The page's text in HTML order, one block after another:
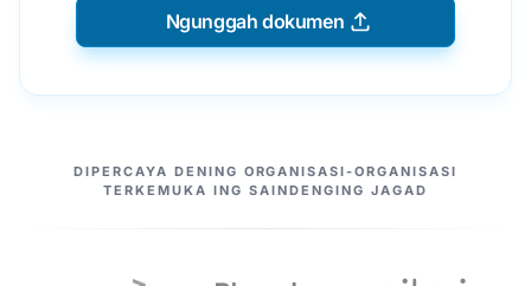
Ngunggah dokumen
MITRA KITADIPERCAYA DENING ORGANISASI-ORGANISASI
TERKEMUKA ING SAINDENGING JAGAD